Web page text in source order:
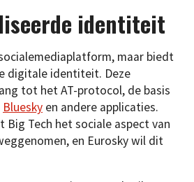
identiteit
maar biedt
digitale identiteit. Deze
tot het AT-protocol, de basis
Bluesky en andere applicaties.
Big Tech het sociale aspect van
en Eurosky wil dit